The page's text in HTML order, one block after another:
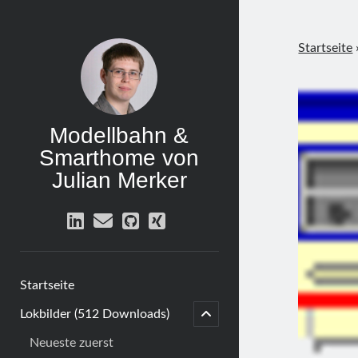
Modellbahn &
Smarthome von
Julian Merker
linkedin
emailgithub
xing
Startseite
Lokbilder (512 Downloads) open
child
Neueste zuerst
Startseite